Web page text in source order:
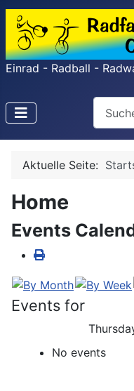
Einrad - Radball -
Search
Type 2
Aktuelle Seite:
Home
Events
Events for
No events